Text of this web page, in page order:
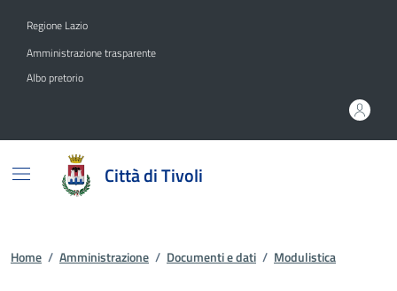
Regione Lazio
Amministrazione trasparente
Albo pretorio
Città di Tivoli
Home / Amministrazione / Documenti e dati / Modulistica